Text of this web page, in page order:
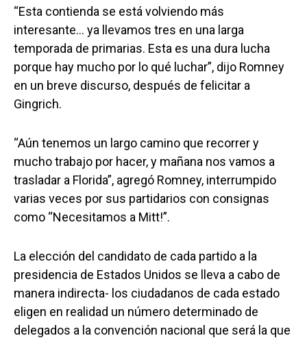
“Esta contienda se está volviendo más
interesante… ya llevamos tres en una larga
temporada de primarias. Esta es una dura lucha
porque hay mucho por lo qué luchar”, dijo Romney
en un breve discurso, después de felicitar a
Gingrich.
“Aún tenemos un largo camino que recorrer y
mucho trabajo por hacer, y mañana nos vamos a
trasladar a Florida”, agregó Romney, interrumpido
varias veces por sus partidarios con consignas
como “Necesitamos a Mitt!”.
La elección del candidato de cada partido a la
presidencia de Estados Unidos se lleva a cabo de
manera indirecta- los ciudadanos de cada estado
eligen en realidad un número determinado de
delegados a la convención nacional que será la que